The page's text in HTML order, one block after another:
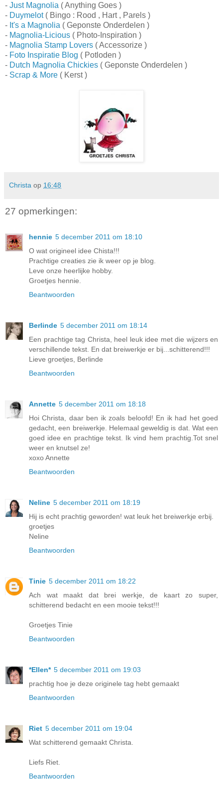
- Just Magnolia ( Anything Goes )
- Duymelot( Bingo : Rood , Hart , Parels )
- It's a Magnolia ( Geponste Onderdelen )
- Magnolia-Licious ( Photo-Inspiration )
- Magnolia Stamp Lovers ( Accessorize )
- Foto Inspiratie Blog ( Potloden )
- Dutch Magnolia Chickies ( Geponste Onderdelen )
- Scrap & More ( Kerst )
Christa op 16:48
27 opmerkingen:
hennie 5 december 2011 om 18:10
O wat origineel idee Chista!!!
Prachtige creaties zie ik weer op je blog.
Leve onze heerlijke hobby.
Groetjes hennie.
Beantwoorden
Berlinde 5 december 2011 om 18:14
Een prachtige tag Christa, heel leuk idee met die wijzers en
verschillende tekst. En dat breiwerkje er bij...schitterend!!!
Lieve groetjes, Berlinde
Beantwoorden
Annette 5 december 2011 om 18:18
Hoi Christa, daar ben ik zoals beloofd! En ik had het goed
gedacht, een breiwerkje. Helemaal geweldig is dat. Wat een
goed idee en prachtige tekst. Ik vind hem prachtig.Tot snel
weer en knutsel ze!
xoxo Annette
Beantwoorden
Neline 5 december 2011 om 18:19
Hij is echt prachtig geworden! wat leuk het breiwerkje erbij.
groetjes
Neline
Beantwoorden
Tinie 5 december 2011 om 18:22
Ach wat maakt dat brei werkje, de kaart zo super,
schitterend bedacht en een mooie tekst!!!
Groetjes Tinie
Beantwoorden
*Ellen* 5 december 2011 om 19:03
prachtig hoe je deze originele tag hebt gemaakt
Beantwoorden
Riet 5 december 2011 om 19:04
Wat schitterend gemaakt Christa.
Liefs Riet.
Beantwoorden